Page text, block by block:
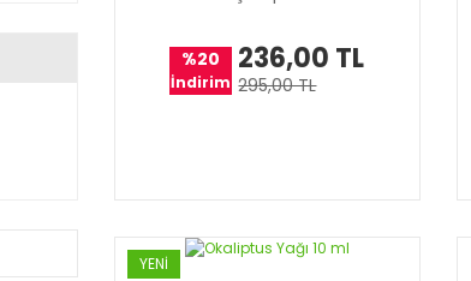
%20
İndirim
236,00 TL
295,00 TL
YENİ